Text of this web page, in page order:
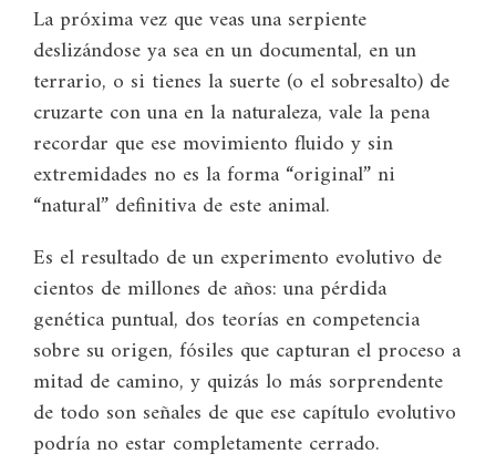
La próxima vez que veas una serpiente
deslizándose ya sea en un documental, en un
terrario, o si tienes la suerte (o el sobresalto) de
cruzarte con una en la naturaleza, vale la pena
recordar que ese movimiento fluido y sin
extremidades no es la forma “original” ni
“natural” definitiva de este animal.
Es el resultado de un experimento evolutivo de
cientos de millones de años: una pérdida
genética puntual, dos teorías en competencia
sobre su origen, fósiles que capturan el proceso a
mitad de camino, y quizás lo más sorprendente
de todo son señales de que ese capítulo evolutivo
podría no estar completamente cerrado.